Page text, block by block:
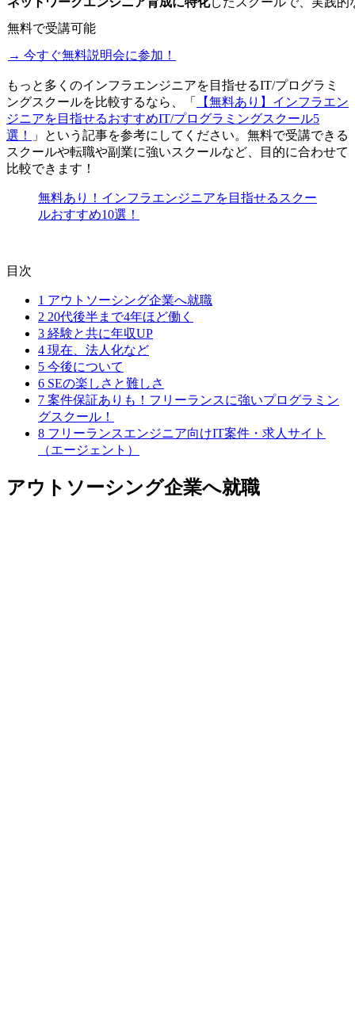
無料で受講可能
→ 今すぐ無料説明会に参加！
もっと多くのインフラエンジニアを目指せるIT/プログラミ
ングスクールを比較するなら、「
【無料あり】インフラエン
ジニアを目指せるおすすめIT/プログラミングスクール5
選！
」という記事を参考にしてください。無料で受講できる
スクールや転職や副業に強いスクールなど、目的に合わせて
比較できます！
無料あり！インフラエンジニアを目指せるスクー
ルおすすめ10選！
目次
1 アウトソーシング企業へ就職
2 20代後半まで4年ほど働く
3 経験と共に年収UP
4 現在、法人化など
5 今後について
6 SEの楽しさと難しさ
7 案件保証ありも！フリーランスに強いプログラミン
グスクール！
8 フリーランスエンジニア向けIT案件・求人サイト
（エージェント）
アウトソーシング企業へ就職